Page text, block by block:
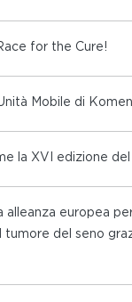
for the Cure!
Mobile di
la XVI edizione del
alleanza europea
del seno